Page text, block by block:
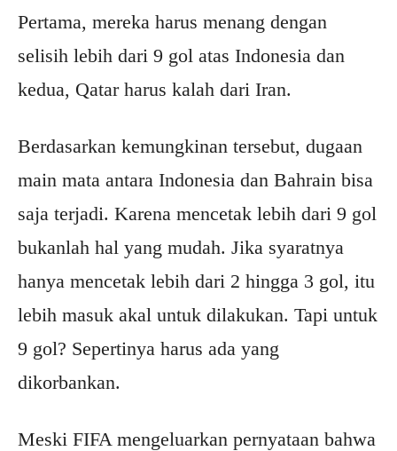
Pertama, mereka harus menang dengan
selisih lebih dari 9 gol atas Indonesia dan
kedua, Qatar harus kalah dari Iran.
Berdasarkan kemungkinan tersebut, dugaan
main mata antara Indonesia dan Bahrain bisa
saja terjadi. Karena mencetak lebih dari 9 gol
bukanlah hal yang mudah. Jika syaratnya
hanya mencetak lebih dari 2 hingga 3 gol, itu
lebih masuk akal untuk dilakukan. Tapi untuk
9 gol? Sepertinya harus ada yang
dikorbankan.
Meski FIFA mengeluarkan pernyataan bahwa